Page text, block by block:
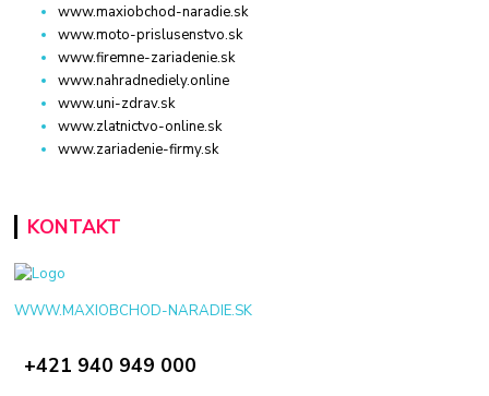
www.maxiobchod-naradie.sk
www.moto-prislusenstvo.sk
www.firemne-zariadenie.sk
www.nahradnediely.online
www.uni-zdrav.sk
www.zlatnictvo-online.sk
www.zariadenie-firmy.sk
KONTAKT
WWW.MAXIOBCHOD-NARADIE.SK
+421 940 949 000